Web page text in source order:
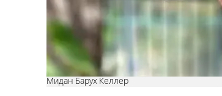
Мидан Барух Келлер